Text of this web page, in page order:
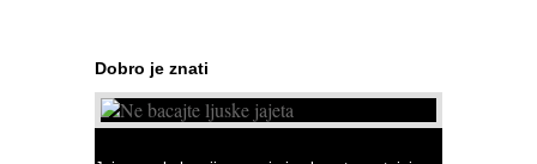
Dobro je znati